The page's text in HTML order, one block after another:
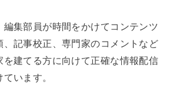
集部員が時間をかけてコンテンツ
、記事校正、専門家のコメントなど
を建てる方に向けて正確な情報配信
います。